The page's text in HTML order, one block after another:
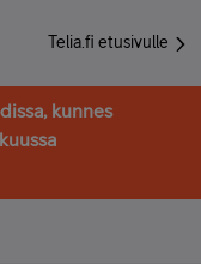
Telia.fi etusivulle
kunnes